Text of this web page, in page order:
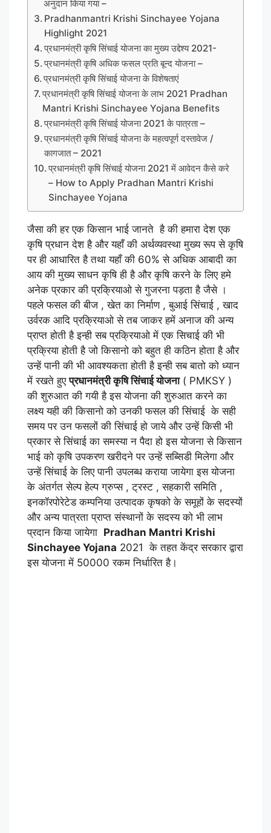
अनुदान किया गया –
Pradhanmantri Krishi Sinchayee Yojana
Highlight 2021
प्रधानमंत्री कृषि सिंचाई योजना का मुख्य उद्देश्य 2021-
प्रधानमंत्री कृषि अधिक फसल प्रति बून्द योजना –
प्रधानमंत्री कृषि सिंचाई योजना के विशेषताएं
प्रधानमंत्री कृषि सिंचाई योजना के लाभ 2021 Pradhan
Mantri Krishi Sinchayee Yojana Benefits
प्रधानमंत्री कृषि सिंचाई योजना 2021 के पात्रता –
प्रधानमंत्री कृषि सिंचाई योजना के महत्वपूर्ण दस्तावेज /
कागजात – 2021
प्रधानमंत्री कृषि सिंचाई योजना 2021 में आवेदन कैसे करे
– How to Apply Pradhan Mantri Krishi
Sinchayee Yojana
जैसा की हर एक किसान भाई जानते है की हमारा देश एक
कृषि प्रधान देश है और यहाँ की अर्थव्यवस्था मुख्य रूप से कृषि
पर ही आधारित है तथा यहाँ की 60% से अधिक आबादी का
आय की मुख्य साधन कृषि ही है और कृषि करने के लिए हमे
अनेक प्रकार की प्रक्रियाओ से गुजरना पड़ता है जैसे ।
पहले फसल की बीज , खेत का निर्माण , बुआई सिंचाई , खाद
उर्वरक आदि प्रक्रियाओ से तब जाकर हमें अनाज की अन्य
प्राप्त होती है इन्ही सब प्रक्रियाओ में एक सिचाई की भी
प्रक्रिया होती है जो किसानो को बहुत ही कठिन होता है और
उन्हें पानी की भी आवश्यकता होती है इन्ही सब बातो को ध्यान
में रखते हुएप्रधानमंत्री कृषि सिंचाई योजना( PMKSY )
की शुरुआत की गयी है इस योजना की शुरुआत करने का
लक्ष्य यही की किसानो को उनकी फसल की सिंचाई के सही
समय पर उन फसलों की सिंचाई हो जाये और उन्हें किसी भी
प्रकार से सिंचाई का समस्या न पैदा हो इस योजना से किसान
भाई को कृषि उपकरण खरीदने पर उन्हें सब्सिडी मिलेगा और
उन्हें सिंचाई के लिए पानी उपलब्ध कराया जायेगा इस योजना
के अंतर्गत सेल्प हेल्प ग्रुप्स , ट्रस्ट , सहकारी समिति ,
इनकॉरपोरेटेड कम्पनिया उत्पादक कृषको के समूहों के सदस्यों
और अन्य पात्रता प्राप्त संस्थानों के सदस्य को भी लाभ
प्रदान किया जायेगा Pradhan Mantri Krishi
Sinchayee Yojana 2021 के तहत केंद्र सरकार द्वारा
इस योजना में 50000 रकम निर्धारित है।